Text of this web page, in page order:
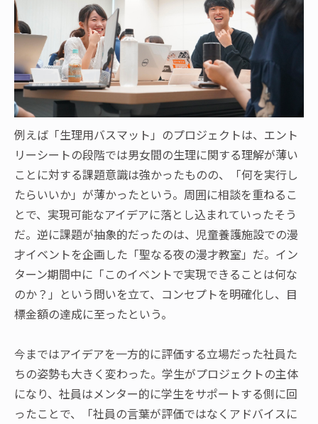
例えば「生理用バスマット」のプロジェクトは、エント
リーシートの段階では男女間の生理に関する理解が薄い
ことに対する課題意識は強かったものの、「何を実行し
たらいいか」が薄かったという。周囲に相談を重ねるこ
とで、実現可能なアイデアに落とし込まれていったそう
だ。逆に課題が抽象的だったのは、児童養護施設での漫
才イベントを企画した「聖なる夜の漫才教室」だ。イン
ターン期間中に「このイベントで実現できることは何な
のか？」という問いを立て、コンセプトを明確化し、目
標金額の達成に至ったという。
今まではアイデアを一方的に評価する立場だった社員た
ちの姿勢も大きく変わった。学生がプロジェクトの主体
になり、社員はメンター的に学生をサポートする側に回
ったことで、「社員の言葉が評価ではなくアドバイスに